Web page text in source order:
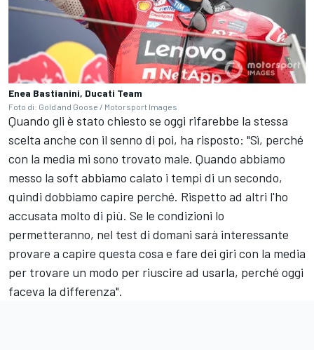
Enea Bastianini, Ducati Team
Foto di: Gold and Goose / Motorsport Images
Quando gli è stato chiesto se oggi rifarebbe la stessa
scelta anche con il senno di poi, ha risposto: "Sì, perché
con la media mi sono trovato male. Quando abbiamo
messo la soft abbiamo calato i tempi di un secondo,
quindi dobbiamo capire perché. Rispetto ad altri l'ho
accusata molto di più. Se le condizioni lo
permetteranno, nel test di domani sarà interessante
provare a capire questa cosa e fare dei giri con la media
per trovare un modo per riuscire ad usarla, perché oggi
faceva la differenza".